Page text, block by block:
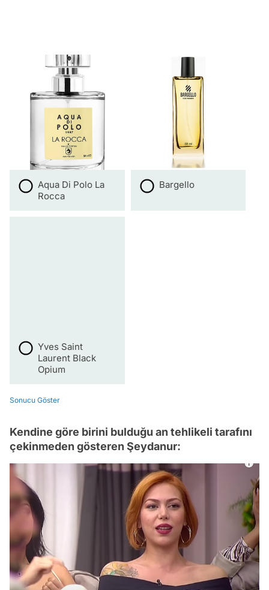
Aqua Di Polo La
Rocca
Bargello
Yves Saint
Laurent Black
Opium
Sonucu Göster
Kendine göre birini bulduğu an tehlikeli tarafını
çekinmeden gösteren Şeydanur: